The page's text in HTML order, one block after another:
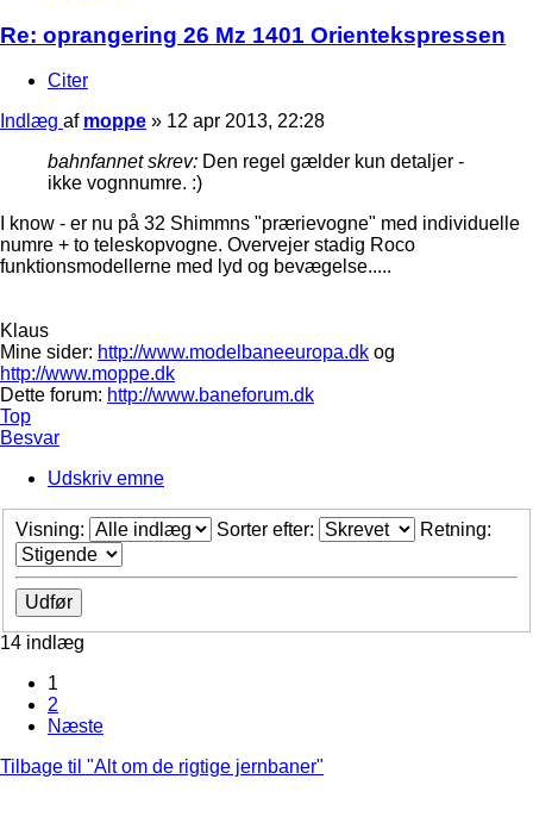
Re: oprangering 26 Mz 1401 Orientekspressen
Citer
Indlæg af moppe » 12 apr 2013, 22:28
bahnfannet skrev: Den regel gælder kun detaljer -
ikke vognnumre. :)
I know - er nu på 32 Shimmns "prærievogne" med individuelle
numre + to teleskopvogne. Overvejer stadig Roco
funktionsmodellerne med lyd og bevægelse.....
Klaus
Mine sider: http://www.modelbaneeuropa.dk og
http://www.moppe.dk
Dette forum: http://www.baneforum.dk
Top
Besvar
Udskriv emne
Visning: Sorter efter: Retning:
14 indlæg
1
2
Næste
Tilbage til "Alt om de rigtige jernbaner"